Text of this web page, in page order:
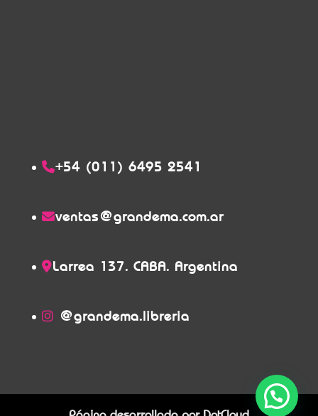
+54 (011) 6495 2541
ventas@grandema.com.ar
Larrea 137. CABA. Argentina
@grandema.libreria